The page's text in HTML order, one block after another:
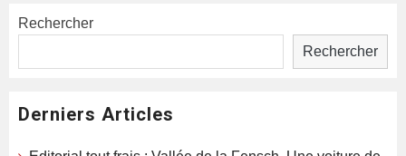
Rechercher
Rechercher
Derniers Articles